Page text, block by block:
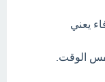
يعني
الوقت.